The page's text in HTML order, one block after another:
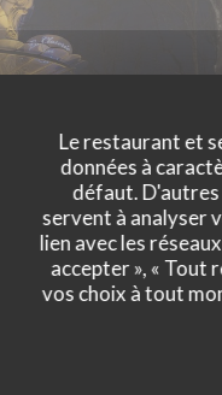
Le restaurant et
données à
défaut.
servent à analyser
lien avec les
accepter », « Tout
vos choix à tout